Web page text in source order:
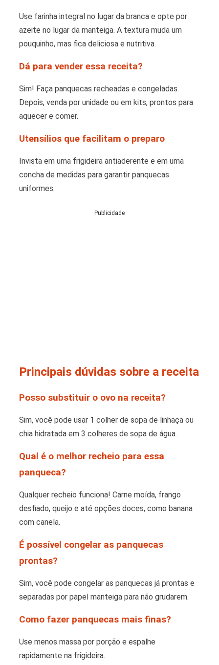
Use farinha integral no lugar da branca e opte por
azeite no lugar da manteiga. A textura muda um
pouquinho, mas fica deliciosa e nutritiva.
Dá para vender essa receita?
Sim! Faça panquecas recheadas e congeladas.
Depois, venda por unidade ou em kits, prontos para
aquecer e comer.
Utensílios que facilitam o preparo
Invista em uma frigideira antiaderente e em uma
concha de medidas para garantir panquecas
uniformes.
Publicidade
Principais dúvidas sobre a receita
Posso substituir o ovo na receita?
Sim, você pode usar 1 colher de sopa de linhaça ou
chia hidratada em 3 colheres de sopa de água.
Qual é o melhor recheio para essa
panqueca?
Qualquer recheio funciona! Carne moída, frango
desfiado, queijo e até opções doces, como banana
com canela.
É possível congelar as panquecas
prontas?
Sim, você pode congelar as panquecas já prontas e
separadas por papel manteiga para não grudarem.
Como fazer panquecas mais finas?
Use menos massa por porção e espalhe
rapidamente na frigideira.